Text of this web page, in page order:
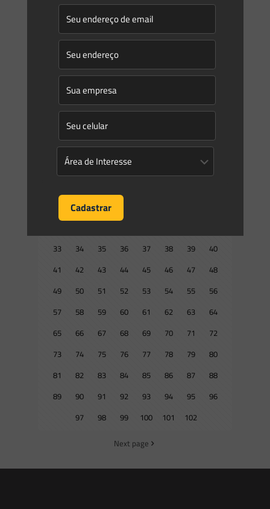
SECRETARIA DO DESENVOLVIMENTO SUSTENTÁVEL IAT
INSTITUTO ÁGUA E TERRA INSTRUÇÃO NORMATIVA IAT No
critérios, diretrizes e[…]
2 3 4
18 19
33
34 35 36 37 38 39
40
41
42 43 44 45 46 47
48
49
50 51 52 53 54 55
56
57
58 59 60 61 62 63
64
65
66 67 68 69 70 71
72
73
74 75 76 77 78 79
80
81
82 83 84 85 86 87
88
89
90 91 92 93 94 95
96
97
98 99 100 101 102
Next page